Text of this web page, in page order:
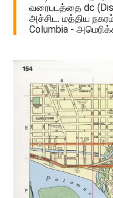
வரைபடத்தை dc
அச்சிட. மத்திய
Columbia -